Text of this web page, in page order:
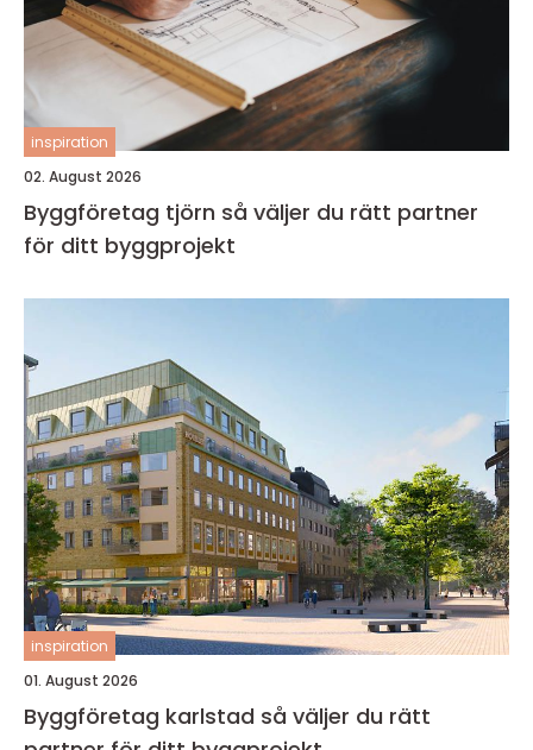
inspiration
02. August 2026
Byggföretag tjörn så väljer du rätt partner
för ditt byggprojekt
inspiration
01. August 2026
Byggföretag karlstad så väljer du rätt